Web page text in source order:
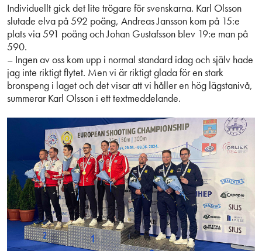
Individuellt gick det lite trögare för svenskarna. Karl Olsson
slutade elva på 592 poäng, Andreas Jansson kom på 15:e
plats via 591 poäng och Johan Gustafsson blev 19:e man på
590.
– Ingen av oss kom upp i normal standard idag och själv hade
jag inte riktigt flytet. Men vi är riktigt glada för en stark
bronspeng i laget och det visar att vi håller en hög lägstanivå,
summerar Karl Olsson i ett textmeddelande.